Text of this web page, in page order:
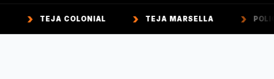
COLONIAL TEJA MARSELLA